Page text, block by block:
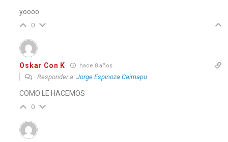
yoooo
0
Oskar Con K hace 8 años
Responder aJorge Espinoza Caimapu
COMO LE HACEMOS
0